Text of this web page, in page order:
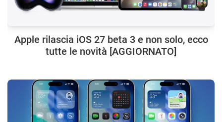
Apple rilascia iOS 27 beta 3 e non solo, ecco
tutte le novità [AGGIORNATO]